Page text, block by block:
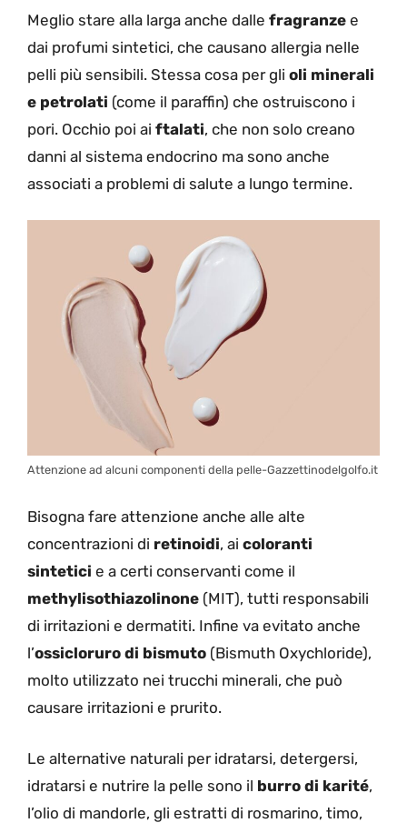
Meglio stare alla larga anche dalle fragranze e
dai profumi sintetici, che causano allergia nelle
pelli più sensibili. Stessa cosa per gli oli minerali
e petrolati (come il paraffin) che ostruiscono i
pori. Occhio poi ai ftalati, che non solo creano
danni al sistema endocrino ma sono anche
associati a problemi di salute a lungo termine.
Attenzione ad alcuni componenti della pelle-Gazzettinodelgolfo.it
Bisogna fare attenzione anche alle alte
concentrazioni di retinoidi, ai coloranti
sintetici e a certi conservanti come il
methylisothiazolinone (MIT), tutti responsabili
di irritazioni e dermatiti. Infine va evitato anche
l’ossicloruro di bismuto (Bismuth Oxychloride),
molto utilizzato nei trucchi minerali, che può
causare irritazioni e prurito.
Le alternative naturali per idratarsi, detergersi,
idratarsi e nutrire la pelle sono il burro di karité,
l’olio di mandorle, gli estratti di rosmarino, timo,